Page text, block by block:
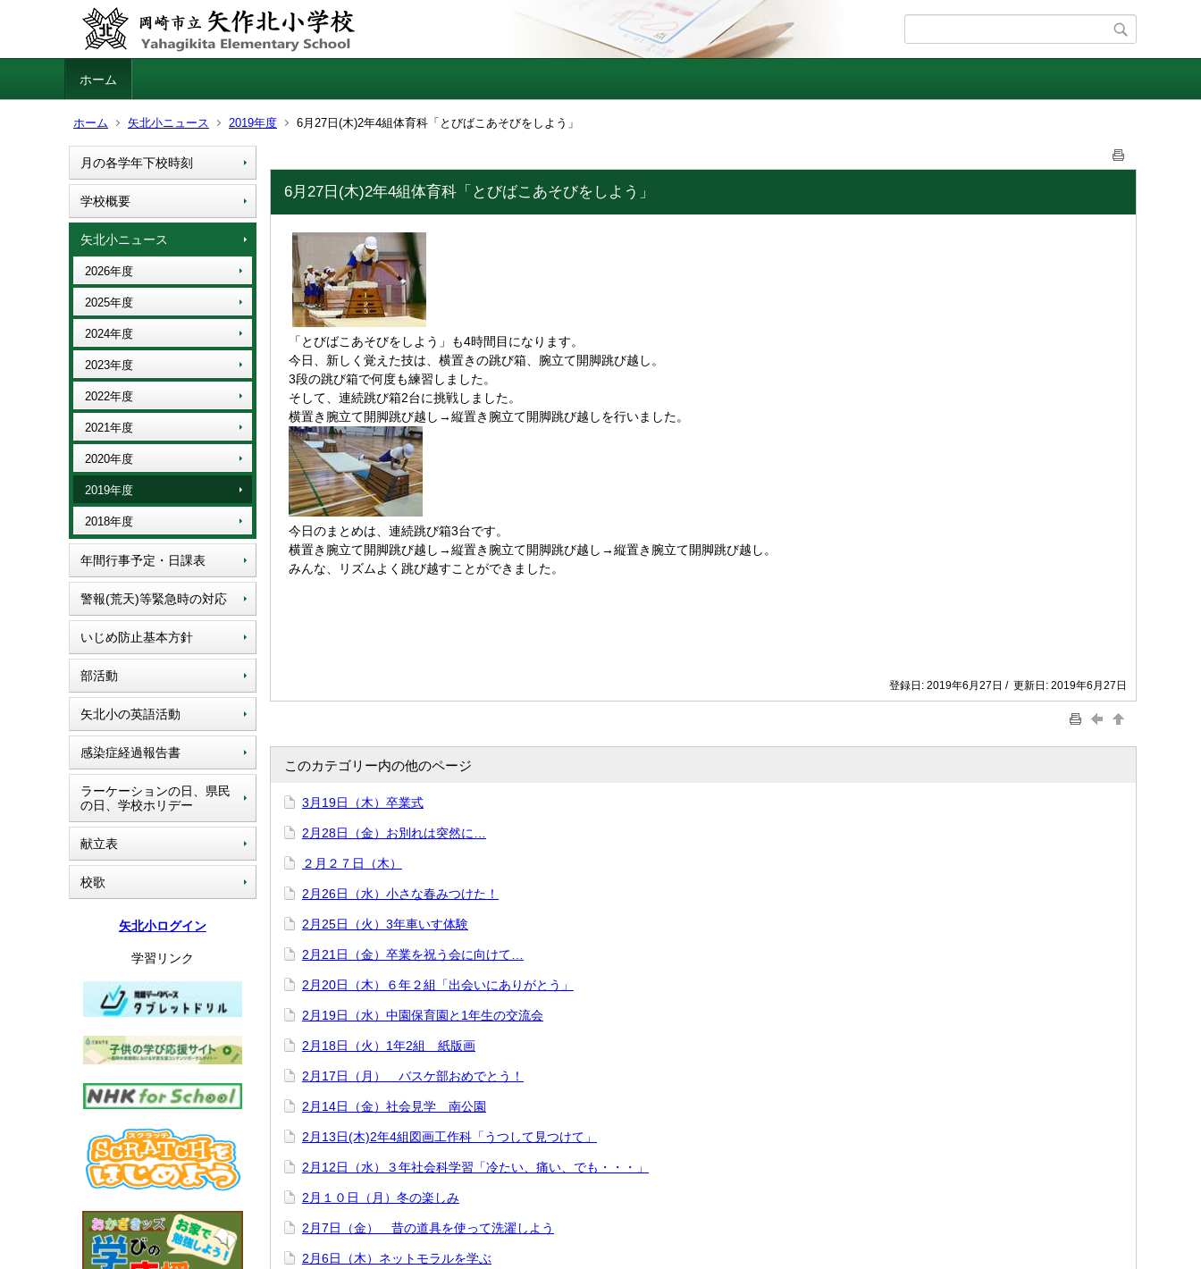
ホーム
ホーム 矢北小ニュース 2019年度 6月27日(木)2年4組体育科「とびばこあそびをしよう」
月の各学年下校時刻
学校概要
矢北小ニュース
2026年度
2025年度
2024年度
2023年度
2022年度
2021年度
2020年度
2019年度
2018年度
年間行事予定・日課表
警報(荒天)等緊急時の対応
いじめ防止基本方針
部活動
矢北小の英語活動
感染症経過報告書
ラーケーションの日、県民
の日、学校ホリデー
献立表
校歌
矢北小ログイン
学習リンク
6月27日(木)2年4組体育科「とびばこあそびをしよう」
「とびばこあそびをしよう」も4時間目になります。
今日、新しく覚えた技は、横置きの跳び箱、腕立て開脚跳び越し。
3段の跳び箱で何度も練習しました。
そして、連続跳び箱2台に挑戦しました。
横置き腕立て開脚跳び越し→縦置き腕立て開脚跳び越しを行いました。
今日のまとめは、連続跳び箱3台です。
横置き腕立て開脚跳び越し→縦置き腕立て開脚跳び越し→縦置き腕立て開脚跳び越し。
みんな、リズムよく跳び越すことができました。
登録日: 2019年6月27日 / 更新日: 2019年6月27日
このカテゴリー内の他のページ
3月19日（木）卒業式
2月28日（金）お別れは突然に…
２月２７日（木）
2月26日（水）小さな春みつけた！
2月25日（火）3年車いす体験
2月21日（金）卒業を祝う会に向けて…
2月20日（木）６年２組「出会いにありがとう」
2月19日（水）中園保育園と1年生の交流会
2月18日（火）1年2組 紙版画
2月17日（月） バスケ部おめでとう！
2月14日（金）社会見学 南公園
2月13日(木)2年4組図画工作科「うつして見つけて」
2月12日（水）３年社会科学習「冷たい、痛い、でも・・・」
2月１０日（月）冬の楽しみ
2月7日（金） 昔の道具を使って洗濯しよう
2月6日（木）ネットモラルを学ぶ